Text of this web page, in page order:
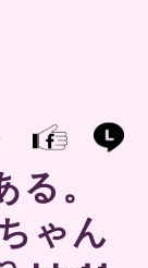
。
ゃん